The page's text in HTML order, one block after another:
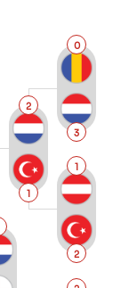
2
1
0
3
1
2